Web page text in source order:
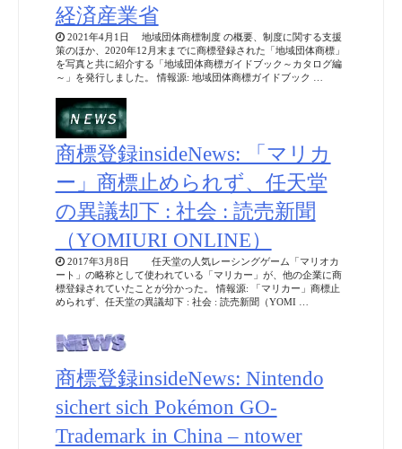
経済産業省
2021年4月1日 地域団体商標制度 の概要、制度に関する支援
策のほか、2020年12月末までに商標登録された「地域団体商標」
を写真と共に紹介する「地域団体商標ガイドブック～カタログ編
～」を発行しました。 情報源: 地域団体商標ガイドブック …
商標登録insideNews: 「マリカ
ー」商標止められず、任天堂
の異議却下 : 社会 : 読売新聞
（YOMIURI ONLINE）
2017年3月8日 任天堂の人気レーシングゲーム「マリオカ
ート」の略称として使われている「マリカー」が、他の企業に商
標登録されていたことが分かった。 情報源: 「マリカー」商標止
められず、任天堂の異議却下 : 社会 : 読売新聞（YOMI …
商標登録insideNews: Nintendo
sichert sich Pokémon GO-
Trademark in China – ntower